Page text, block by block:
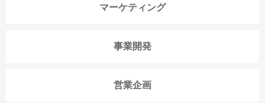
マーケティング
事業開発
営業企画